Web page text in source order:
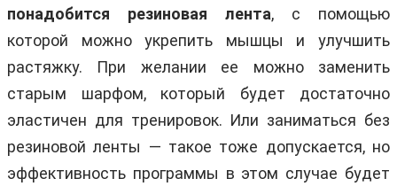
понадобится резиновая лента, с помощью
которой можно укрепить мышцы и улучшить
растяжку. При желании ее можно заменить
старым шарфом, который будет достаточно
эластичен для тренировок. Или заниматься без
резиновой ленты — такое тоже допускается, но
эффективность программы в этом случае будет